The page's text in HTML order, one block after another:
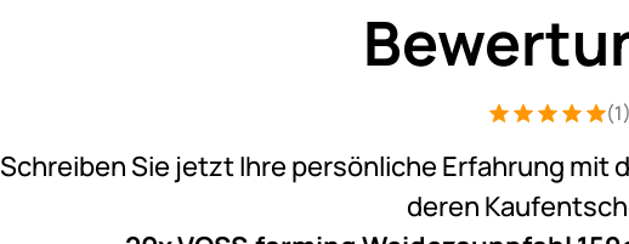
Bewertung: 5
1 Bewertung(1)
Schreiben Sie jetzt Ihre persönliche Erfahrung mit
deren